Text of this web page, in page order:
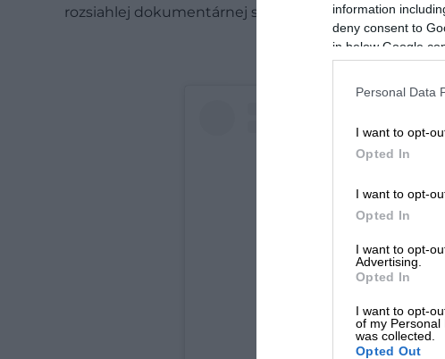
information
deny consent to
in below Google
Personal Data
I want to opt-
Opted In
I want to opt-
Opted In
I want to opt-
Advertising.
Opted In
I want to opt-
of my Personal
was collected.
Opted Out
rozsiahlej dokumentárnej série s názvomTor, ktorá